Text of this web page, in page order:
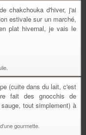
chakchouka d'hiver, j'ai
estivale sur un marché,
plat hivernal, je vais le
(cuite dans du lait, c'est
fait des gnocchis de
tout simplement) à
gourmette.